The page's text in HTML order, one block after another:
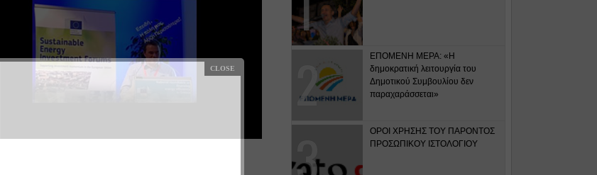
ΕΠΟΜΕΝΗ ΜΕΡΑ: «Η
δημοκρατική λειτουργία του
Δημοτικού Συμβουλίου δεν
παραχαράσσεται»
ΟΡΟΙ ΧΡΗΣΗΣ ΤΟΥ ΠΑΡΟΝΤΟΣ
ΠΡΟΣΩΠΙΚΟΥ ΙΣΤΟΛΟΓΙΟΥ